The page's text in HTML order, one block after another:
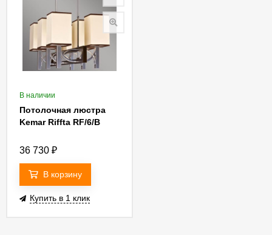
В наличии
Потолочная люстра
Kemar Riffta RF/6/B
36 730 ₽
В корзину
Купить в 1 клик